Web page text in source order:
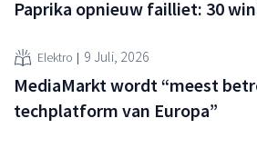
Paprika opnieuw failliet: 30
Elektro 9 Juli, 2026
MediaMarkt wordt “meest
techplatform van Europa”